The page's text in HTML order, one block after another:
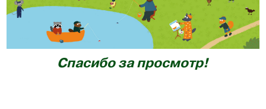
Спасибо за просмотр!